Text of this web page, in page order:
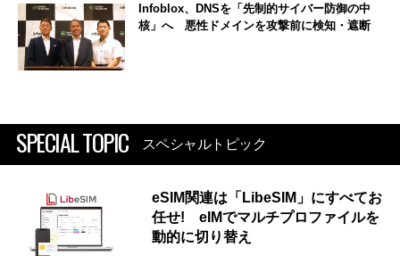
Infoblox、DNSを「先制的サイバー防御の中
核」へ 悪性ドメインを攻撃前に検知・遮断
SPECIAL TOPIC スペシャルトピック
eSIM関連は「LibeSIM」にすべてお
任せ! eIMでマルチプロファイルを
動的に切り替え